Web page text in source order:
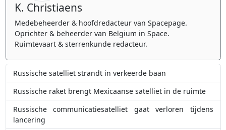
K. Christiaens
Medebeheerder & hoofdredacteur van Spacepage.
Oprichter & beheerder van Belgium in Space.
Ruimtevaart & sterrenkunde redacteur.
Russische satelliet strandt in verkeerde baan
Russische raket brengt Mexicaanse satelliet in de ruimte
Russische communicatiesatelliet gaat verloren tijdens
lancering